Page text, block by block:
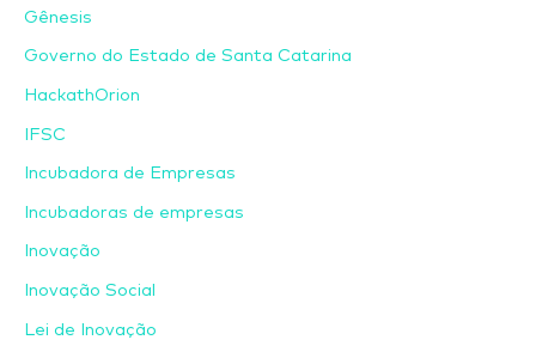
Gênesis
Governo do Estado de Santa Catarina
HackathOrion
IFSC
Incubadora de Empresas
Incubadoras de empresas
Inovação
Inovação Social
Lei de Inovação